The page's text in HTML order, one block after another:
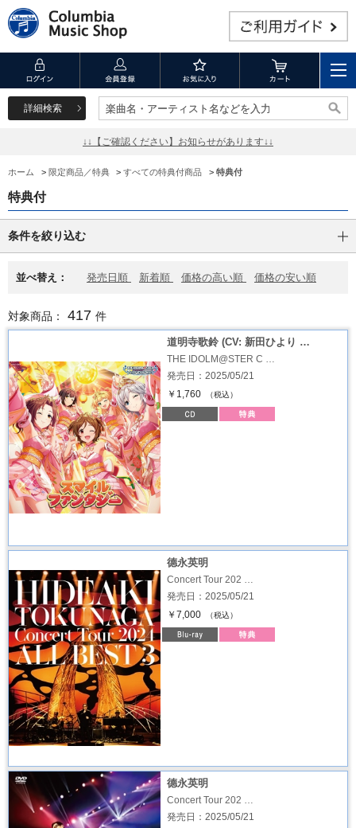
詳細検索 楽曲名・アーティスト名などを入力
楽曲名・アーティスト名などを入力
↓↓【ご確認ください】お知らせがあります↓↓
ホーム > 限定商品／特典 > すべての特典付商品 > 特典付
特典付
条件を絞り込む
並べ替え： 発売日順 新着順 価格の高い順 価格の安い順
対象商品： 417 件
道明寺歌鈴 (CV: 新田ひより …
THE IDOLM@STER C …
発売日：2025/05/21
￥1,760
（税込）
德永英明
Concert Tour 202 …
発売日：2025/05/21
￥7,000
（税込）
德永英明
Concert Tour 202 …
発売日：2025/05/21